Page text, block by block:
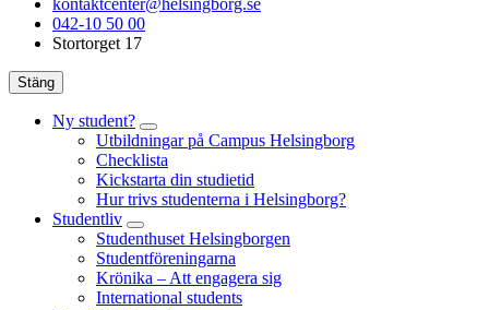
kontaktcenter@helsingborg.se
042-10 50 00
Stortorget 17
Stäng
Ny student?
Utbildningar på Campus Helsingborg
Checklista
Kickstarta din studietid
Hur trivs studenterna i Helsingborg?
Studentliv
Studenthuset Helsingborgen
Studentföreningarna
Krönika – Att engagera sig
International students